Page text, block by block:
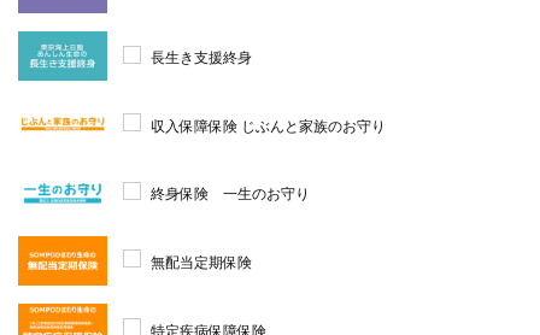
長生き支援終身
収入保障保険 じぶんと家族のお守り
終身保険 一生のお守り
無配当定期保険
特定疾病保障保険